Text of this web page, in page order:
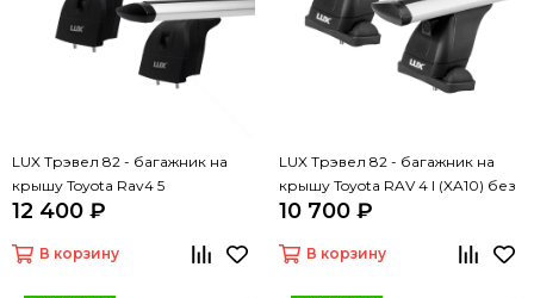
LUX Трэвел 82 - багажник на
крышу Toyota Rav4 5
12 400 ₽
В корзину
LUX Трэвел 82 - багажник на
крышу Toyota RAV 4 I (XA10) без
рейлингов
10 700 ₽
В корзину